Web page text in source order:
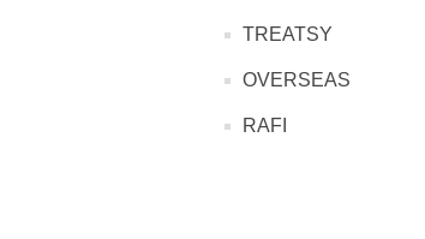
TREATSY
OVERSEAS
RAFI